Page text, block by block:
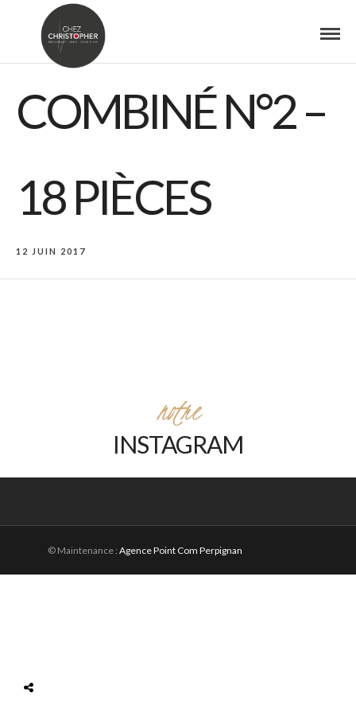
COMBINÉ N°2 –
18 PIÈCES
12 JUIN 2017
notre
INSTAGRAM
© Maintenance : Agence Point Com Perpignan